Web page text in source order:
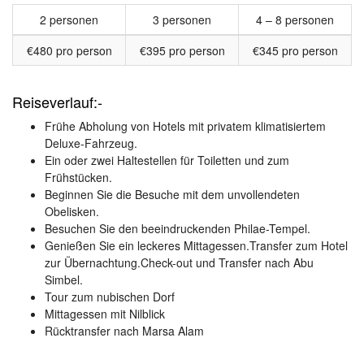
2 personen
3 personen
4 – 8 personen
€480 pro person
€395 pro person €345 pro person
Reiseverlauf:-
Frühe Abholung von Hotels mit privatem klimatisiertem
Deluxe-Fahrzeug.
Ein oder zwei Haltestellen für Toiletten und zum
Frühstücken.
Beginnen Sie die Besuche mit dem unvollendeten
Obelisken.
Besuchen Sie den beeindruckenden Philae-Tempel.
Genießen Sie ein leckeres Mittagessen.Transfer zum Hotel
zur Übernachtung.Check-out und Transfer nach Abu
Simbel.
Tour zum nubischen Dorf
Mittagessen mit Nilblick
Rücktransfer nach Marsa Alam